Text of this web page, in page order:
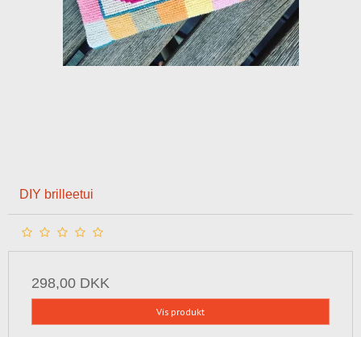
DIY brilleetui
298,00 DKK
Vis produkt